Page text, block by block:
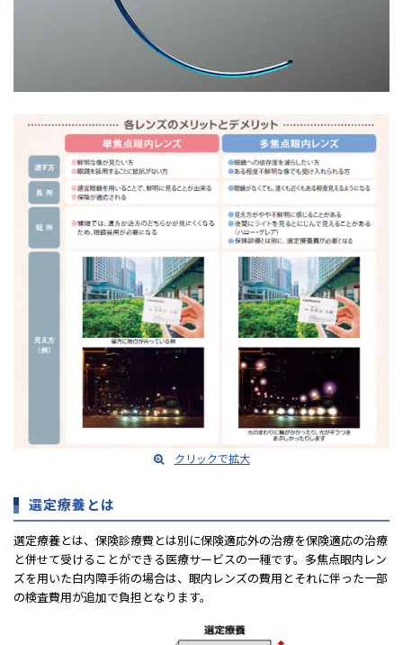
クリックで拡大
選定療養とは
選定療養とは、保険診療費とは別に保険適応外の治療を保険適応の治療
と併せて受けることができる医療サービスの⼀種です。多焦点眼内レン
ズを⽤いた⽩内障⼿術の場合は、眼内レンズの費⽤とそれに伴った⼀部
の検査費⽤が追加で負担となります。